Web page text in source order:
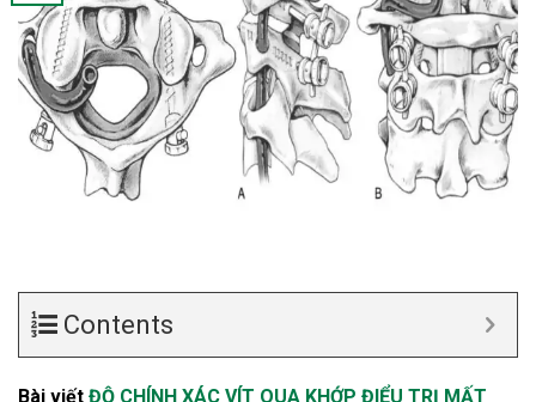
Contents
Bài viết ĐỘ CHÍNH XÁC VÍT QUA KHỚP ĐIỂU TRỊ MẤT